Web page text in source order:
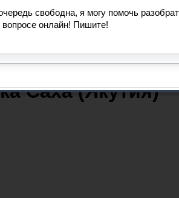
Республика Саха (Якутия)
в регионе
Саха (Якутия)